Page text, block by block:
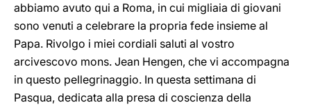
abbiamo avuto qui a Roma, in cui migliaia di giovani
sono venuti a celebrare la propria fede insieme al
Papa. Rivolgo i miei cordiali saluti al vostro
arcivescovo mons. Jean Hengen, che vi accompagna
in questo pellegrinaggio. In questa settimana di
Pasqua, dedicata alla presa di coscienza della